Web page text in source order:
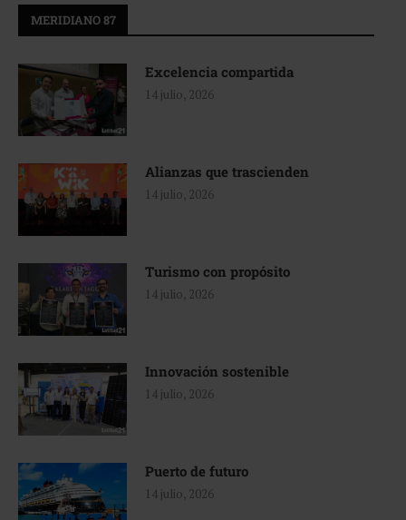
MERIDIANO 87
Excelencia compartida
14 julio, 2026
Alianzas que trascienden
14 julio, 2026
Turismo con propósito
14 julio, 2026
Innovación sostenible
14 julio, 2026
Puerto de futuro
14 julio, 2026